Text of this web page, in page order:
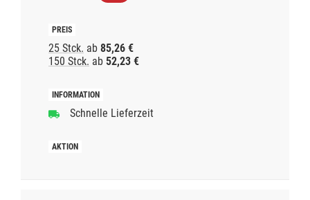
25 Stck. ab 85,26 €
150 Stck. ab 52,23 €
Schnelle Lieferzeit